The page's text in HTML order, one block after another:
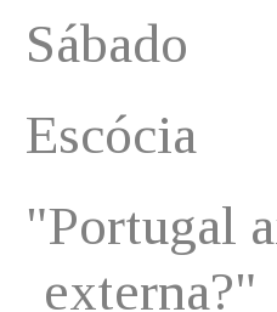
Sábado
Escócia
"Portugal
externa?"